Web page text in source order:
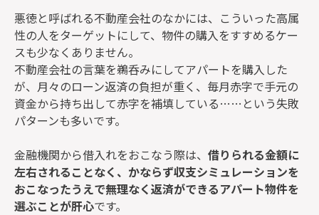
悪徳と呼ばれる不動産会社のなかには、こういった高属
性の人をターゲットにして、物件の購入をすすめるケー
スも少なくありません。
不動産会社の言葉を鵜呑みにしてアパートを購入した
が、月々のローン返済の負担が重く、毎月赤字で手元の
資金から持ち出して赤字を補填している……という失敗
パターンも多いです。
金融機関から借入れをおこなう際は、 借りられる金額に
左右されることなく、かならず収支シミュレーションを
おこなったうえで無理なく返済ができるアパート物件を
選ぶことが肝心です。